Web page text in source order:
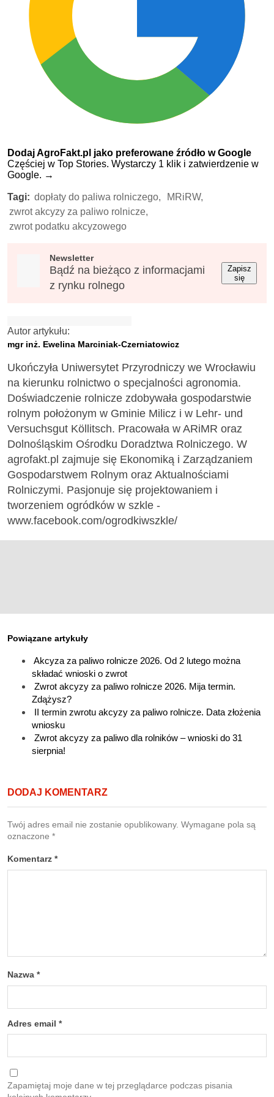
Dodaj AgroFakt.pl jako preferowane źródło w Google
Częściej w Top Stories. Wystarczy 1 klik i zatwierdzenie w
Google. →
Tagi: dopłaty do paliwa rolniczego,
MRiRW,
zwrot akcyzy za paliwo rolnicze,
zwrot podatku akcyzowego
Newsletter
Bądź na bieżąco z informacjami
z rynku rolnego
Zapisz
się
Autor artykułu:
mgr inż. Ewelina Marciniak-Czerniatowicz
Ukończyła Uniwersytet Przyrodniczy we Wrocławiu
na kierunku rolnictwo o specjalności agronomia.
Doświadczenie rolnicze zdobywała gospodarstwie
rolnym położonym w Gminie Milicz i w Lehr- und
Versuchsgut Köllitsch. Pracowała w ARiMR oraz
Dolnośląskim Ośrodku Doradztwa Rolniczego. W
agrofakt.pl zajmuje się Ekonomiką i Zarządzaniem
Gospodarstwem Rolnym oraz Aktualnościami
Rolniczymi. Pasjonuje się projektowaniem i
tworzeniem ogródków w szkle -
www.facebook.com/ogrodkiwszkle/
Powiązane artykuły
Akcyza za paliwo rolnicze 2026. Od 2 lutego można
składać wnioski o zwrot
Zwrot akcyzy za paliwo rolnicze 2026. Mija termin.
Zdążysz?
II termin zwrotu akcyzy za paliwo rolnicze. Data złożenia
wniosku
Zwrot akcyzy za paliwo dla rolników – wnioski do 31
sierpnia!
DODAJ KOMENTARZ
Twój adres email nie zostanie opublikowany. Wymagane pola są
oznaczone *
Komentarz *
Nazwa *
Adres email *
Zapamiętaj moje dane w tej przeglądarce podczas pisania